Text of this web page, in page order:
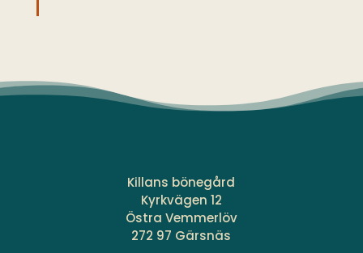
Killans bönegård
Kyrkvägen 12
Östra Vemmerlöv
272 97 Gärsnäs